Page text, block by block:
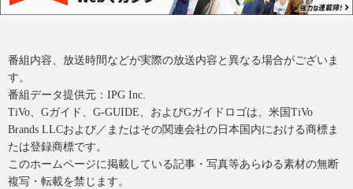
番組内容、放送時間などが実際の放送内容と異なる場合がございま
す。
番組データ提供元：IPG Inc.
TiVo、Gガイド、G-GUIDE、およびGガイドロゴは、米国TiVo
Brands LLCおよび／またはその関連会社の日本国内における商標ま
たは登録商標です。
このホームページに掲載している記事・写真等あらゆる素材の無断
複写・転載を禁じます。